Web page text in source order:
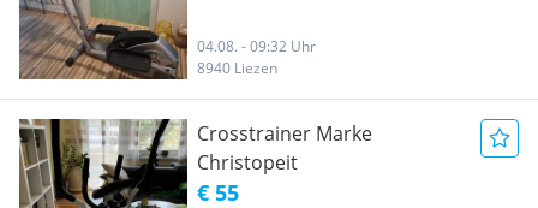
04.08. - 09:32 Uhr
8940 Liezen
Crosstrainer Marke
Christopeit
€ 55